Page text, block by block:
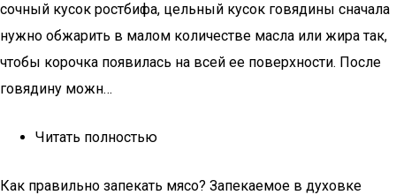
сочный кусок ростбифа, цельный кусок говядины сначала
нужно обжарить в малом количестве масла или жира так,
чтобы корочка появилась на всей ее поверхности. После
говядину можн…
Читать полностью
Как правильно запекать мясо? Запекаемое в духовке